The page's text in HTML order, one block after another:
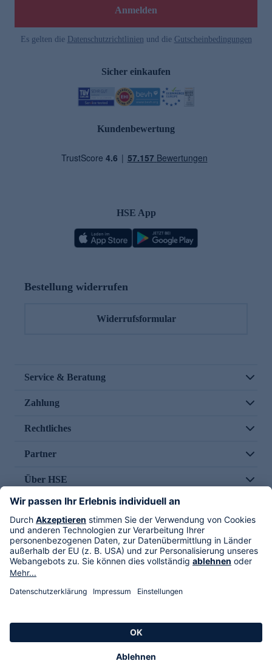
Anmelden
Es gelten die Datenschutzrichtlinien und die Gutscheinbedingungen
Sicher einkaufen
Kundenbewertung
HSE App
Bestellung widerrufen
Widerrufsformular
Service & Beratung
Zahlung
Rechtliches
Partner
Über HSE
Im TV
HSE International